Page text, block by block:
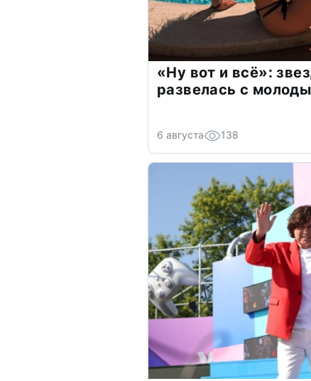
«Ну вот и всё»:
развелась с
6 августа 138